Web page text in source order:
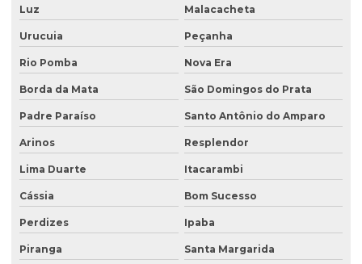
Recuperação de áreas ambientais degradadas
Recuperação de áreas ambientalmente degradadas
Recuperação de áreas degradadas e conservação do solo
Recuperação de áreas degradadas e passivos ambientais
Recuperação de áreas degradadas por regeneração natural
Recuperação de áreas degradadas com sistemas agroflorestais
Recuperação de áreas desmatadas
Reflorestamento recuperação de áreas degradadas
Luz Malacacheta
Urucuia Peçanha
Rio Pomba Nova Era
Borda da Mata São Domingos do Prata
Padre Paraíso Santo Antônio do Amparo
Arinos Resplendor
Lima Duarte Itacarambi
Cássia Bom Sucesso
Perdizes Ipaba
Piranga Santa Margarida